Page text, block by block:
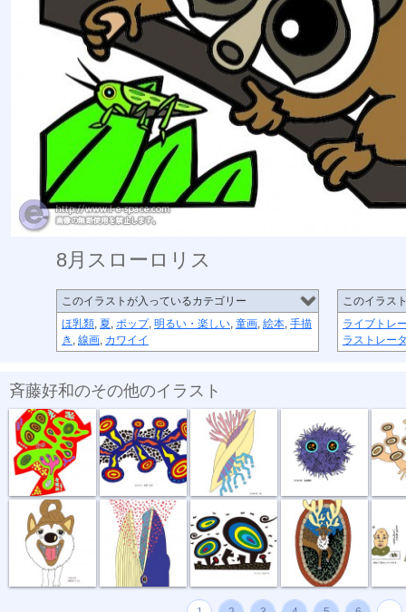
8月スローロリス
このイラストが入っているカテゴリー
ほ乳類, 夏, ポップ, 明るい・楽しい, 童画, 絵本, 手描
き , 線画, カワイイ
このイラス
ライブトレ
ラストレー
斉藤好和のその他のイラスト
めぐる想い 放電１秒前 貝
お散歩行こうよ 食事風景 ク... 風が強い夜